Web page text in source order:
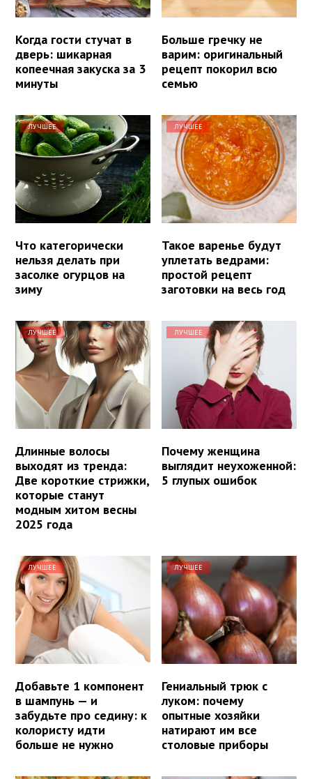
Когда гости стучат в
дверь: шикарная
копеечная закуска за 3
минуты
Больше гречку не
варим: оригинальный
рецепт покорил всю
семью
ЛУЧШЕЕ
Что категорически
нельзя делать при
засолке огурцов на
зиму
ЛУЧШЕЕ
Такое варенье будут
уплетать ведрами:
простой рецепт
заготовки на весь год
ЛУЧШЕЕ
Длинные волосы
выходят из тренда:
Две короткие стрижки,
которые станут
модным хитом весны
2025 года
ЛУЧШЕЕ
Почему женщина
выглядит неухоженной:
5 глупых ошибок
ЛУЧШЕЕ
Добавьте 1 компонент
в шампунь — и
забудьте про седину: к
колористу идти
больше не нужно
ЛУЧШЕЕ
Гениальный трюк с
луком: почему
опытные хозяйки
натирают им все
столовые приборы